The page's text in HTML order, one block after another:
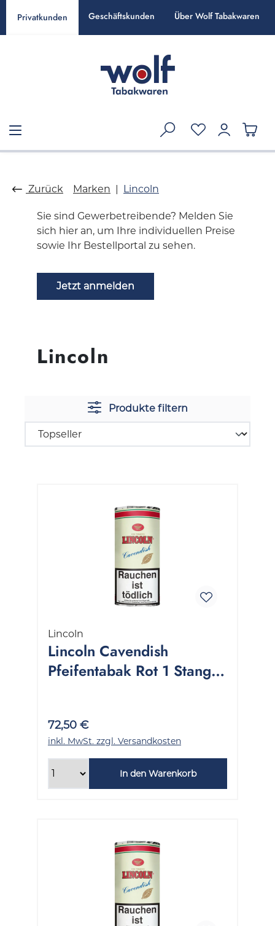
springen
Privatkunden Geschäftskunden Über Wolf Tabakwaren
Zurück Marken Lincoln
Lincoln
Sie sind Gewerbetreibende? Melden Sie
sich hier an, um Ihre individuellen Preise
sowie Ihr Bestellportal zu sehen.
Jetzt anmelden
Produkte filtern
Lincoln
Lincoln Cavendish
Pfeifentabak Rot 1 Stange
72,50 €
inkl. MwSt. zzgl. Versandkosten
In den Warenkorb